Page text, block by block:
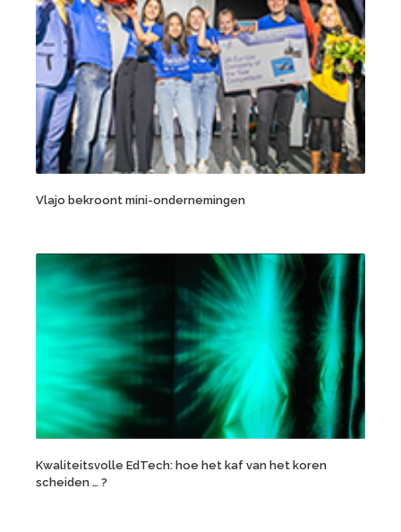
Vlajo bekroont mini-ondernemingen
Kwaliteitsvolle EdTech: hoe het kaf van het koren
scheiden … ?